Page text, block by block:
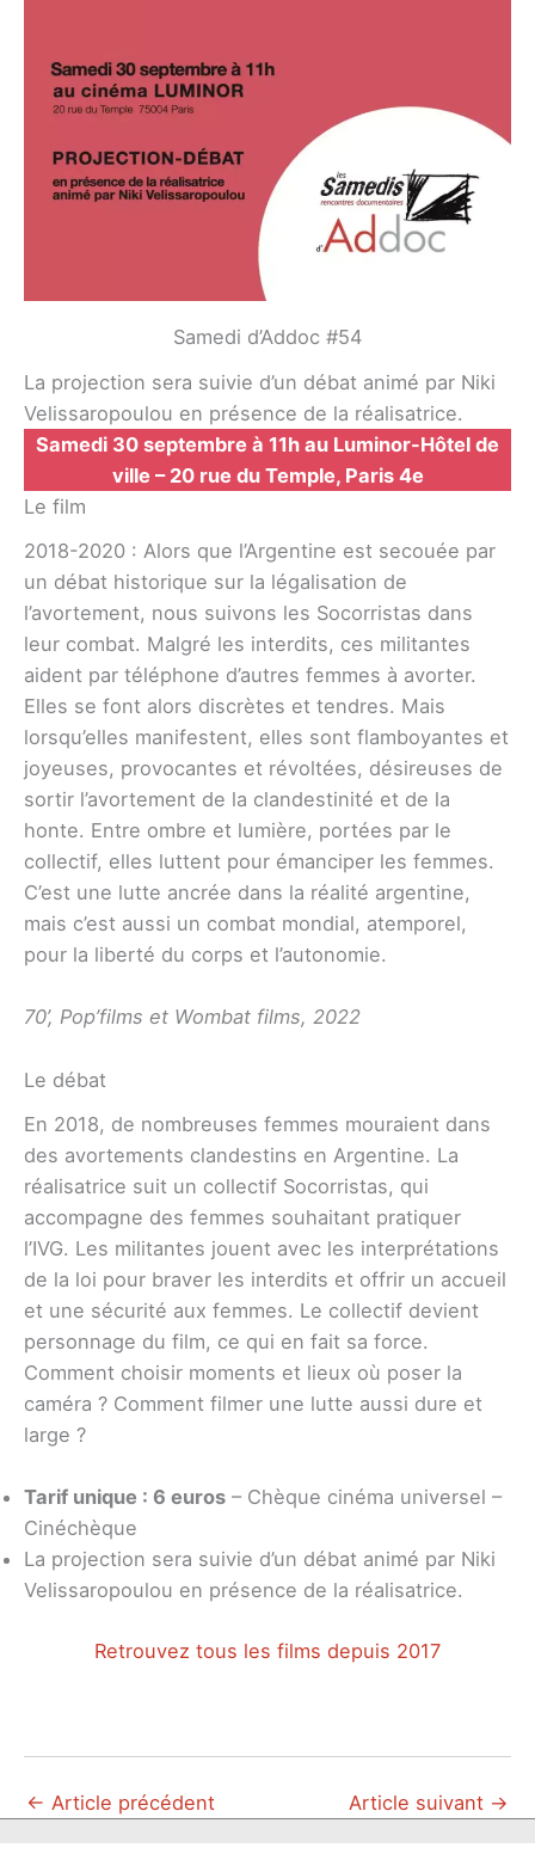
Samedi d’Addoc #54
La projection sera suivie d’un débat animé par Niki
Velissaropoulou en présence de la réalisatrice.
Samedi 30 septembre à 11h au Luminor-Hôtel de
ville – 20 rue du Temple, Paris 4e
Le film
2018-2020 : Alors que l’Argentine est secouée par
un débat historique sur la légalisation de
l’avortement, nous suivons les Socorristas dans
leur combat. Malgré les interdits, ces militantes
aident par téléphone d’autres femmes à avorter.
Elles se font alors discrètes et tendres. Mais
lorsqu’elles manifestent, elles sont flamboyantes et
joyeuses, provocantes et révoltées, désireuses de
sortir l’avortement de la clandestinité et de la
honte. Entre ombre et lumière, portées par le
collectif, elles luttent pour émanciper les femmes.
C’est une lutte ancrée dans la réalité argentine,
mais c’est aussi un combat mondial, atemporel,
pour la liberté du corps et l’autonomie.
70’, Pop’films et Wombat films, 2022
Le débat
En 2018, de nombreuses femmes mouraient dans
des avortements clandestins en Argentine. La
réalisatrice suit un collectif Socorristas, qui
accompagne des femmes souhaitant pratiquer
l’IVG. Les militantes jouent avec les interprétations
de la loi pour braver les interdits et offrir un accueil
et une sécurité aux femmes. Le collectif devient
personnage du film, ce qui en fait sa force.
Comment choisir moments et lieux où poser la
caméra ? Comment filmer une lutte aussi dure et
large ?
Tarif unique : 6 euros – Chèque cinéma universel –
Cinéchèque
La projection sera suivie d’un débat animé par Niki
Velissaropoulou en présence de la réalisatrice.
Retrouvez tous les films depuis 2017
← Article précédent Article suivant →